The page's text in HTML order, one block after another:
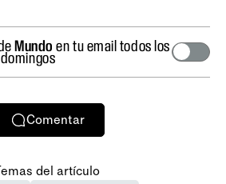
Mundo en tu email todos los
domingos
Comentar
del artículo